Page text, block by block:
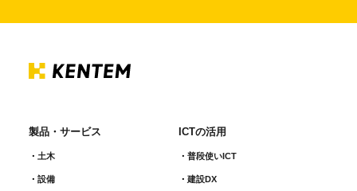
製品・サービス
土木
設備
ICTの活用
普段使いICT
建設DX